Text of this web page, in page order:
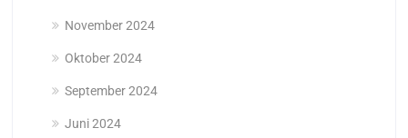
November 2024
Oktober 2024
September 2024
Juni 2024